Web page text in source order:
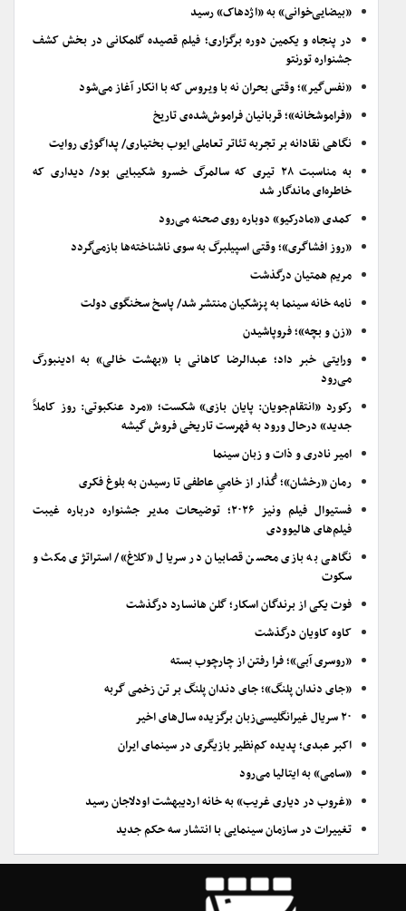
«بیضایی‌خوانی» به «اژدهاک» رسید
در پنجاه و یکمین دوره برگزاری؛ فیلم قصیده گلمکانی در بخش کشف
جشنواره تورنتو
«نفس‌گیر»؛ وقتی بحران نه با ویروس که با انکار آغاز می‌شود
«فراموشخانه»؛ قربانیان فراموش‌شده‌ی تاریخ
نگاهی نقادانه بر تجربه تئاتر تعاملی ایوب بختیاری/ پداگوژی روایت
به مناسبت ۲۸ تیری که سالمرگ خسرو شکیبایی بود/ دیداری که
خاطره‌ای ماندگار شد
کمدی «مادرکیو» دوباره روی صحنه می‌رود
«روز افشاگری»؛ وقتی اسپیلبرگ به سوی ناشناخته‌ها بازمی‌گردد
مریم همتیان درگذشت
نامه خانه سینما به پزشکیان منتشر شد/ پاسخ سخنگوی دولت
«زن و بچه»؛ فروپاشیدن
ورایتی خبر داد؛ عبدالرضا کاهانی با «بهشت خالی» به ادینبورگ
می‌رود
رکورد «انتقام‌جویان: پایان بازی» شکست؛ «مرد عنکبوتی: روز کاملاً
جدید» درحال ورود به فهرست تاریخی فروش گیشه
امیر نادری و ذات و زبان سینما
رمان «رخشان»؛ گُذار از خامیِ عاطفی تا رسیدن به بلوغ فکری
فستیوال فیلم ونیز ۲۰۲۶؛ توضیحات مدیر جشنواره درباره غیبت
فیلم‌های هالیوودی
نگاهی به بازی محسن قصابیان در سریال «کلاغ»/ استراتژی مکث و
سکوت
فوت یکی از برندگان اسکار؛ گلن هانسارد درگذشت
کاوه کاویان درگذشت
«روسری آبی»؛ فرا رفتن از چارچوب بسته
«جای دندان پلنگ»؛ جای دندان پلنگ بر تن زخمی گربه
۲۰ سریال غیرانگلیسی‌زبان برگزیده سال‌های اخیر
اکبر عبدی؛ پدیده کم‌نظیر بازیگری در سینمای ایران
«سامی» به ایتالیا می‌رود
«غروب در دیاری غریب» به خانه اردیبهشت اودلاجان رسید
تغییرات در سازمان سینمایی با انتشار سه حکم جدید